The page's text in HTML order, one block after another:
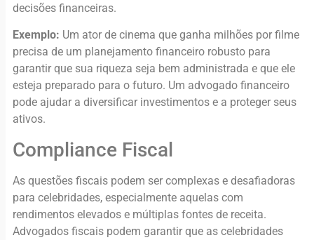
decisões financeiras.
Exemplo: Um ator de cinema que ganha milhões por filme
precisa de um planejamento financeiro robusto para
garantir que sua riqueza seja bem administrada e que ele
esteja preparado para o futuro. Um advogado financeiro
pode ajudar a diversificar investimentos e a proteger seus
ativos.
Compliance Fiscal
As questões fiscais podem ser complexas e desafiadoras
para celebridades, especialmente aquelas com
rendimentos elevados e múltiplas fontes de receita.
Advogados fiscais podem garantir que as celebridades